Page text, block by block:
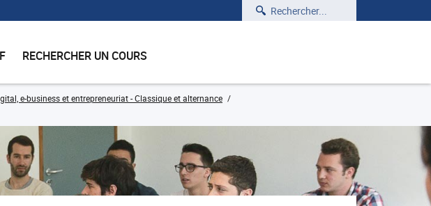
Rechercher
RECHERCHER UN COURS
e-business et entrepreneuriat - Classique et alternance